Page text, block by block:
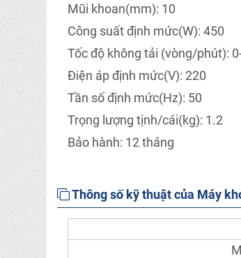
Mũi khoan(mm): 10
Công suất định mức(W): 450
Tốc độ không tải (vòng/phút):
Điện áp định mức(V): 220
Tần số định mức(Hz): 50
Trọng lượng tịnh/cái(kg): 1.2
Bảo hành: 12 tháng
Thông số kỹ thuật của Máy